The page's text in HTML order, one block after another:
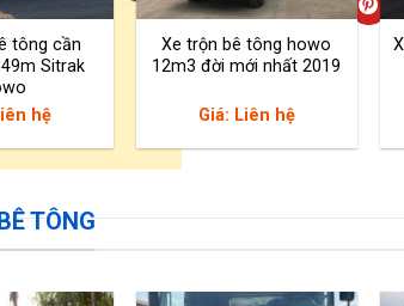
tông cần
Sitrak
hệ
Xe trộn bê tông howo
12m3 đời mới nhất 2019
Giá: Liên hệ
TÔNG